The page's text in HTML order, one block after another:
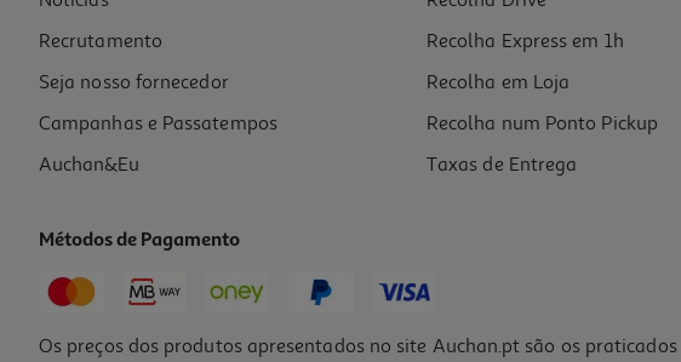
Recrutamento
Seja nosso fornecedor
Campanhas e Passatempos
Auchan&Eu
Recolha Express em 1h
Recolha em Loja
Recolha num Ponto Pickup
Taxas de Entrega
Métodos de Pagamento
Os preços dos produtos apresentados no site Auchan.pt são os